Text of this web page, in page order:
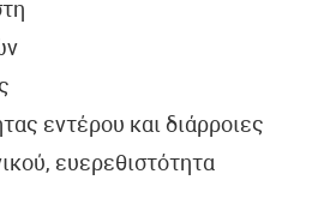
εντέρου και διάρροιες
ευερεθιστότητα